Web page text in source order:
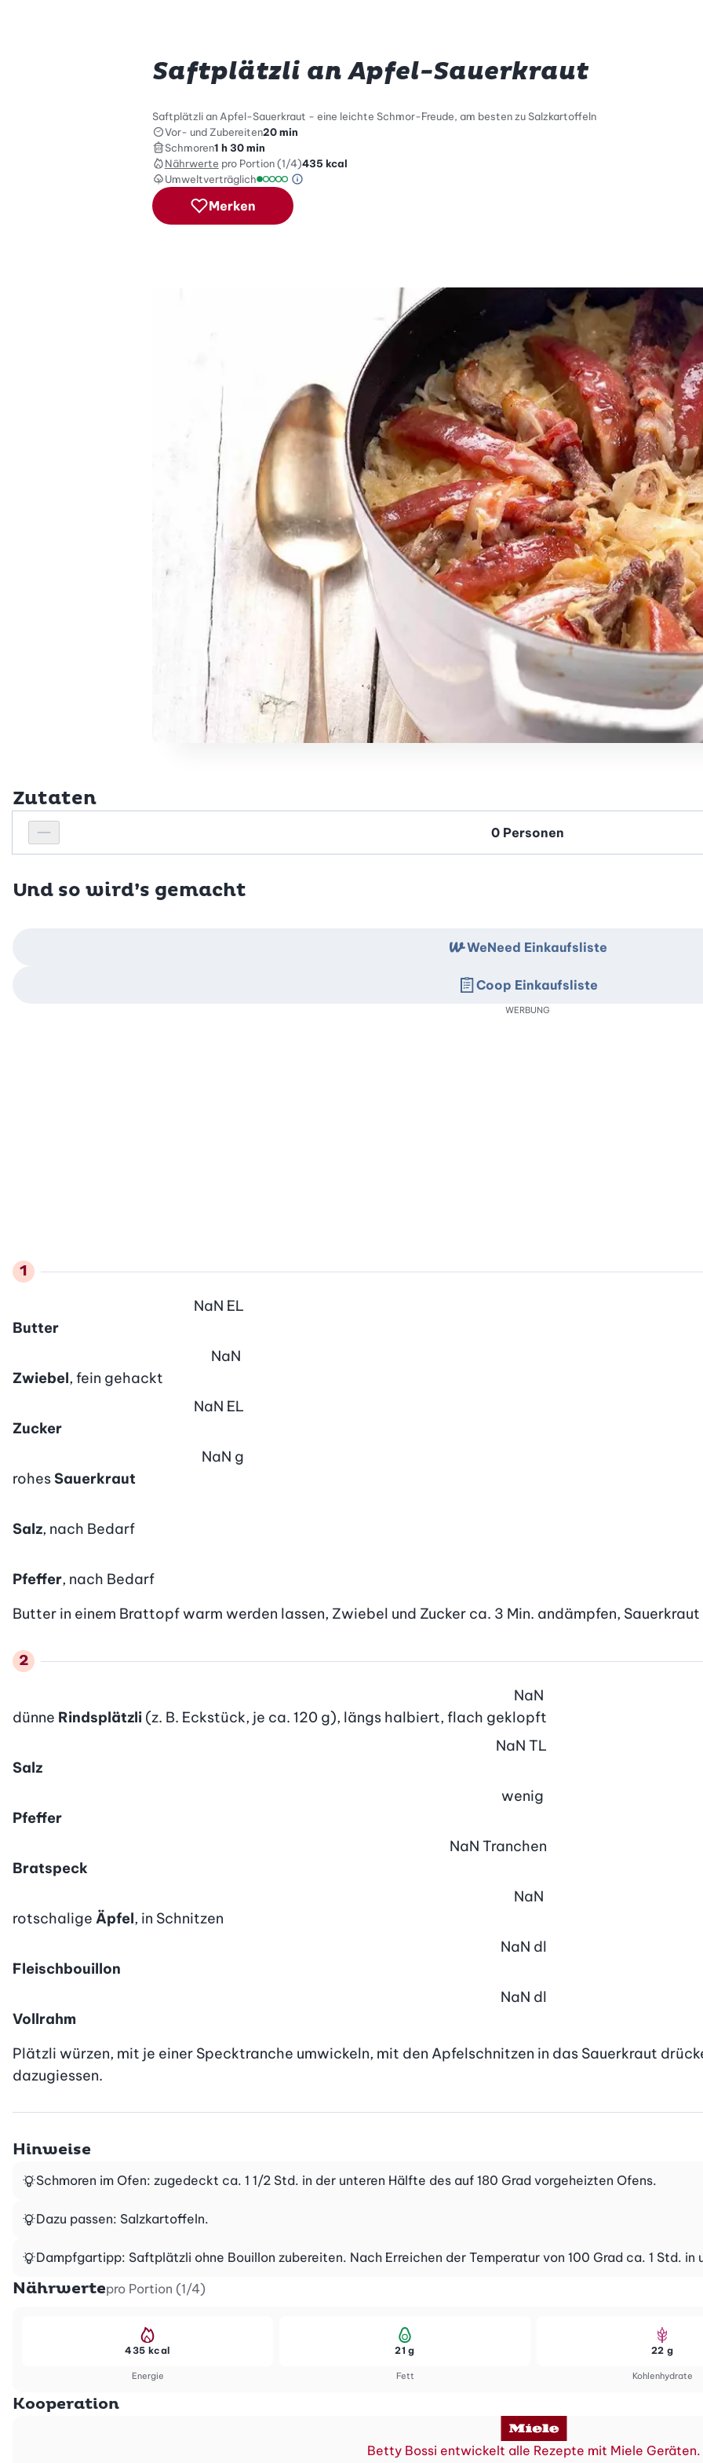
Saftplätzli an Apfel-Sauerkraut
Saftplätzli an Apfel-Sauerkraut - eine leichte Schmor-Freude, am besten zu Salzkartoffeln
Vor- und Zubereiten20 min
Schmoren1 h 30 min
Nährwerte pro Portion (1/4)435 kcal
Umweltverträglich
Umweltverträglichkeitsskala: 1 von 5
Green Betty Skala Info
Merken
Zutaten
Personenanzahl verringern
Personenanzahl
Und so wird’s gemacht
Butter
NaN EL
Zwiebel, fein gehackt
NaN
Zucker
NaN EL
rohesSauerkraut
NaN g
Salz, nach Bedarf
Pfeffer, nach Bedarf
Butter in einem Brattopf warm werden lassen, Zwiebel und Zucker ca. 3 Min. andämpfen,
dünne Rindsplätzli (z. B. Eckstück, je ca. 120 g), längs halbiert, flach geklopft
NaN
Salz
NaN TL
Pfeffer
wenig
Bratspeck
NaN Tranchen
rotschalige Äpfel, in Schnitzen
NaN
Fleischbouillon
NaN dl
Vollrahm
NaN dl
Plätzli würzen, mit je einer Specktranche umwickeln, mit den Apfelschnitzen in das Sauerkraut
dazugiessen.
WeNeed Einkaufsliste
Coop Einkaufsliste
WERBUNG
Hinweise
Schmoren im Ofen: zugedeckt ca. 1 1/2 Std. in der unteren Hälfte des auf 180 Grad vorgeheizten Ofens.
Dazu passen: Salzkartoffeln.
Dampfgartipp: Saftplätzli ohne Bouillon zubereiten. Nach Erreichen der Temperatur von 100 Grad ca. 1 Std.
Nährwertepro Portion (1/4)
Energie
435 kcal
Fett
21 g
Kohlenhydrate
22 g
Kooperation
Betty Bossi entwickelt alle Rezepte mit Miele Geräten.